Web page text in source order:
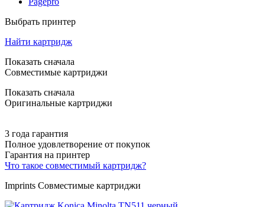
Выбрать принтер
Найти картридж
Показать сначала
Совместимые картриджи
Показать сначала
Оригинальные картриджи
3 года гарантия
Полное удовлетворение от покупок
Гарантия на принтер
Что такое совместимый картридж?
Imprints Совместимые картриджи